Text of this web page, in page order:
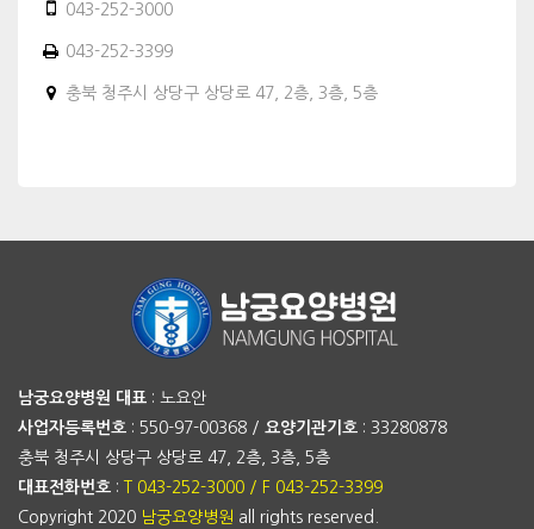
043-252-3000
043-252-3399
충북 청주시 상당구 상당로 47, 2층, 3층, 5층
남궁요양병원 대표 : 노요안
사업자등록번호 : 550-97-00368 / 요양기관기호 : 33280878
충북 청주시 상당구 상당로 47, 2층, 3층, 5층
대표전화번호 :
T 043-252-3000 / F 043-252-3399
Copyright 2020 남궁요양병원 all rights reserved.